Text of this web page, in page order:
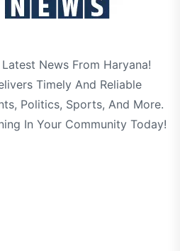
News From Haryana!
Timely And Reliable
Politics, Sports, And More.
In Your Community Today!